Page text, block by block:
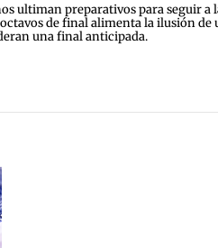
ultiman preparativos para seguir
de final alimenta la ilusión
una final anticipada.